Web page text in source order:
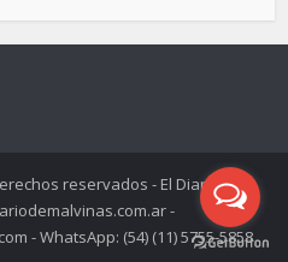
reservados - El Diario de
-
- WhatsApp: (54) (11) 5755-5858